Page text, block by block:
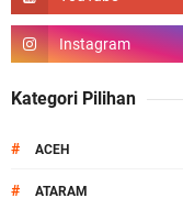
Kategori Pilihan
# ACEH
# ATARAM